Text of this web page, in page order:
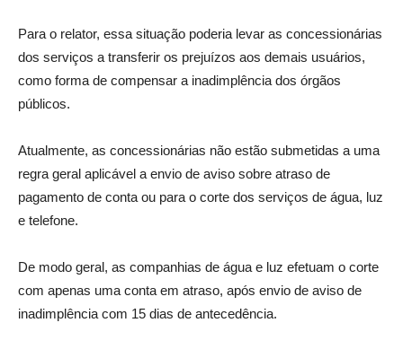
Para o relator, essa situação poderia levar as concessionárias
dos serviços a transferir os prejuízos aos demais usuários,
como forma de compensar a inadimplência dos órgãos
públicos.
Atualmente, as concessionárias não estão submetidas a uma
regra geral aplicável a envio de aviso sobre atraso de
pagamento de conta ou para o corte dos serviços de água, luz
e telefone.
De modo geral, as companhias de água e luz efetuam o corte
com apenas uma conta em atraso, após envio de aviso de
inadimplência com 15 dias de antecedência.